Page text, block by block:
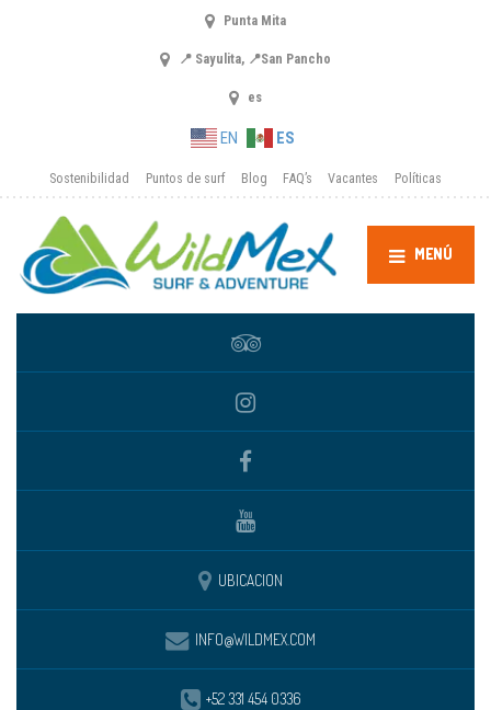
Punta Mita
📍 Sayulita, 📍San Pancho
es
EN ES
Sostenibilidad Puntos de surf Blog FAQ’s Vacantes Políticas
MENÚ
UBICACION
INFO@WILDMEX.COM
+52 331 454 0336